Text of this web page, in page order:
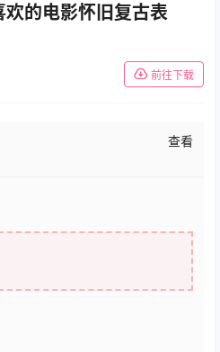
的电影怀旧复古表
前往下载
查看